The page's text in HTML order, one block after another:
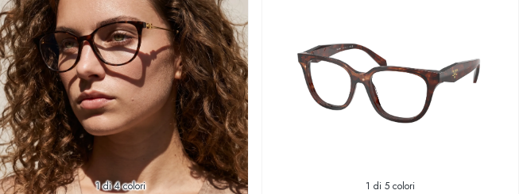
1di 4 colori 1 di 5 colori